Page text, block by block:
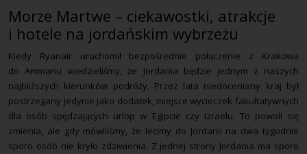
Morze Martwe – ciekawostki, atrakcje
i hotele na jordańskim wybrzeżu
Kiedy Ryanair uruchomił bezpośrednie połączenie z Krakowa
do Ammanu wiedzieliśmy, że Jordania będzie jednym z naszych
najbliższych kierunków podróży. Przez lata niedoceniany kraj był
postrzegany jedynie jako dodatek, miejsce wycieczek fakultatywnych
dla osób spędzających urlop w Egipcie czy Izraelu. To powoli się
zmienia, ale gdy mówiliśmy, że lecimy do Jordanii na dwa tygodnie
sporo osób nie kryło zdziwienia. Z jednej strony Jordania ma sporo